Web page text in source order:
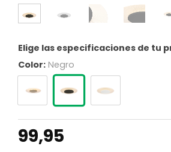
Elige las especificaciones de tu
Color: Negro
99,95